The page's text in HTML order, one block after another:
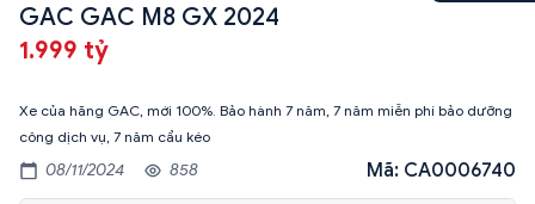
GAC GAC M8 GX 2024
1.999 tỷ
Xe của hãng GAC, mới 100%. Bảo hành 7 năm, 7 năm miễn phí bảo dưỡng
công dịch vụ, 7 năm cẩu kéo
08/11/2024 858 Mã: CA0006740